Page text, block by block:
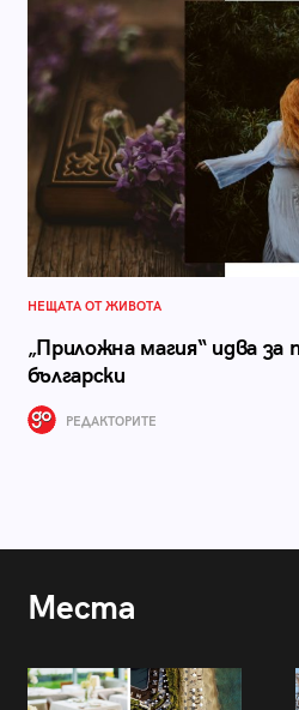
НЕЩАТА ОТ ЖИВОТА
„Приложна магия“ идва за
български
РЕДАКТОРИТЕ
Места